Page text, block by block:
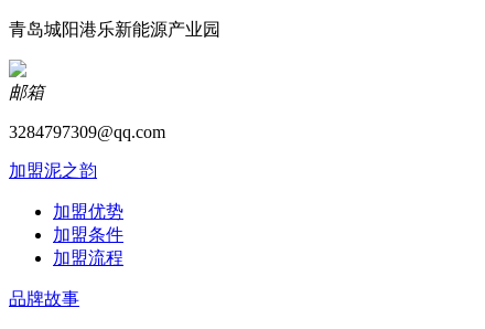
青岛城阳港乐新能源产业园
邮箱
3284797309@qq.com
加盟泥之韵
加盟优势
加盟条件
加盟流程
品牌故事